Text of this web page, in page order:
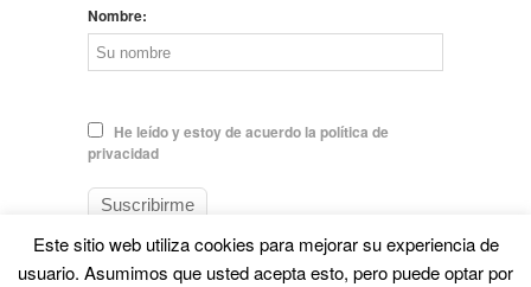
Nombre:
He leído y estoy de acuerdo la política de
privacidad
Este sitio web utiliza cookies para mejorar su experiencia de
usuario. Asumimos que usted acepta esto, pero puede optar por